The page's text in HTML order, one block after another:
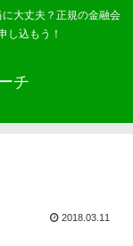
大丈夫？正規の金融会
し込もう！
チ
2018.03.11